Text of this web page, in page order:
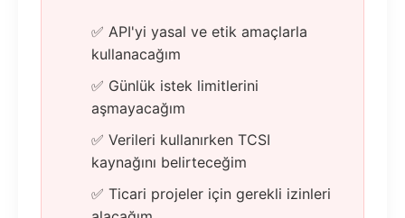
✅ API'yi yasal ve etik amaçlarla
kullanacağım
✅ Günlük istek limitlerini
aşmayacağım
✅ Verileri kullanırken TCSI
kaynağını belirteceğim
✅ Ticari projeler için gerekli izinleri